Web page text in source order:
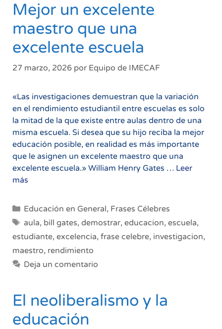
Mejor un excelente
maestro que una
excelente escuela
27 marzo, 2026 por Equipo de IMECAF
«Las investigaciones demuestran que la variación
en el rendimiento estudiantil entre escuelas es solo
la mitad de la que existe entre aulas dentro de una
misma escuela. Si desea que su hijo reciba la mejor
educación posible, en realidad es más importante
que le asignen un excelente maestro que una
excelente escuela.» William Henry Gates … Leer
más
excelente
que
una
excelente
escuela
Categorías
Educación en General, Frases Célebres
Etiquetas
aula, bill gates, demostrar, educacion, escuela,
estudiante, excelencia, frase celebre, investigacion,
maestro, rendimiento
Deja un comentario
El neoliberalismo y la
educación